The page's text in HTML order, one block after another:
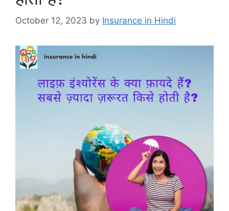
October 12, 2023 by Insurance in Hindi